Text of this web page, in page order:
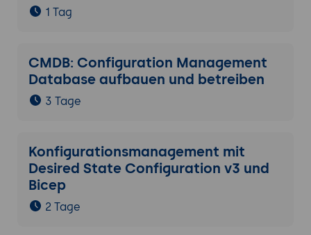
1 Tag
CMDB: Configuration Management
Database aufbauen und betreiben
3 Tage
Konfigurationsmanagement mit
Desired State Configuration v3 und
Bicep
2 Tage